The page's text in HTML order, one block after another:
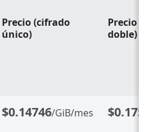
Precio (cifrado
único)
Precio
doble)
$0.14746/GiB/mes $0.1752